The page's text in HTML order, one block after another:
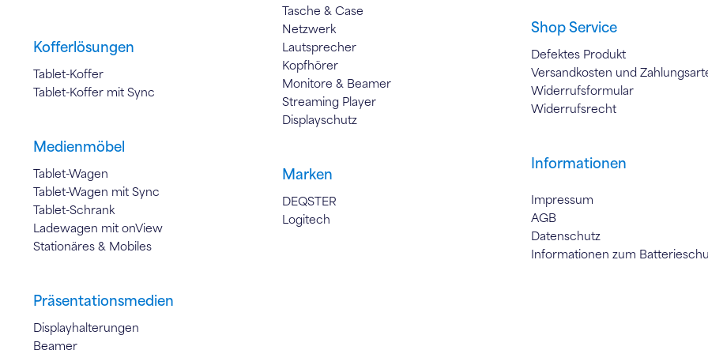
Kofferlösungen
Tablet-Koffer
Tablet-Koffer mit Sync
Medienmöbel
Tablet-Wagen
Tablet-Wagen mit Sync
Tablet-Schrank
Ladewagen mit onView
Stationäres & Mobiles
Präsentationsmedien
Displayhalterungen
Beamer
Tasche & Case
Netzwerk
Lautsprecher
Kopfhörer
Monitore & Beamer
Streaming Player
Displayschutz
Marken
DEQSTER
Logitech
Shop Service
Defektes Produkt
Versandkosten und
Widerrufsformular
Widerrufsrecht
Informationen
Impressum
AGB
Datenschutz
Informationen zum